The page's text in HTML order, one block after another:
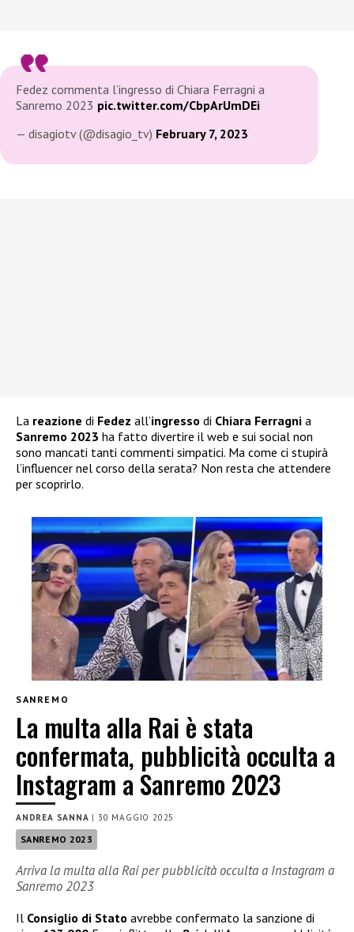
Fedez commenta l’ingresso di Chiara Ferragni a
Sanremo 2023 pic.twitter.com/CbpArUmDEi
— disagiotv (@disagio_tv) February 7, 2023
La reazione di Fedez all’ingresso di Chiara Ferragni a
Sanremo 2023 ha fatto divertire il web e sui social non
sono mancati tanti commenti simpatici. Ma come ci stupirà
l’influencer nel corso della serata? Non resta che attendere
per scoprirlo.
SANREMO
La multa alla Rai è stata
confermata, pubblicità occulta a
Instagram a Sanremo 2023
ANDREA SANNA |30 MAGGIO 2025
SANREMO 2023
Arriva la multa alla Rai per pubblicità occulta a Instagram a
Sanremo 2023
Il Consiglio di Stato avrebbe confermato la sanzione di